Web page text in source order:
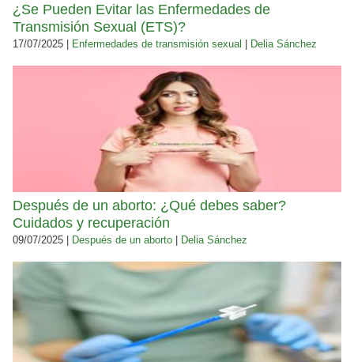
¿Se Pueden Evitar las Enfermedades de
Transmisión Sexual (ETS)?
17/07/2025 | Enfermedades de transmisión sexual Delia Sánchez
Después de un aborto: ¿Qué debes saber?
Cuidados y recuperación
09/07/2025 | Después de un aborto Delia Sánchez